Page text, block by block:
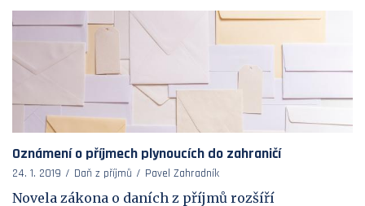
Oznámení o příjmech plynoucích do zahraničí
24. 1. 2019 Daň z příjmů Pavel Zahradník
Novela zákona o daních z příjmů rozšíří